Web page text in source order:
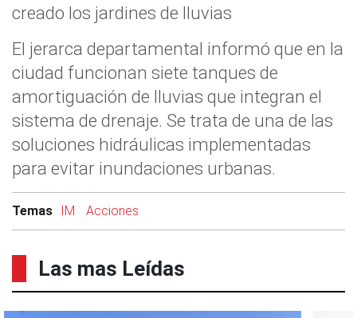
creado los jardines de lluvias
El jerarca departamental informó que en la
ciudad funcionan siete tanques de
amortiguación de lluvias que integran el
sistema de drenaje. Se trata de una de las
soluciones hidráulicas implementadas
para evitar inundaciones urbanas.
Temas IM Acciones
Las mas Leídas